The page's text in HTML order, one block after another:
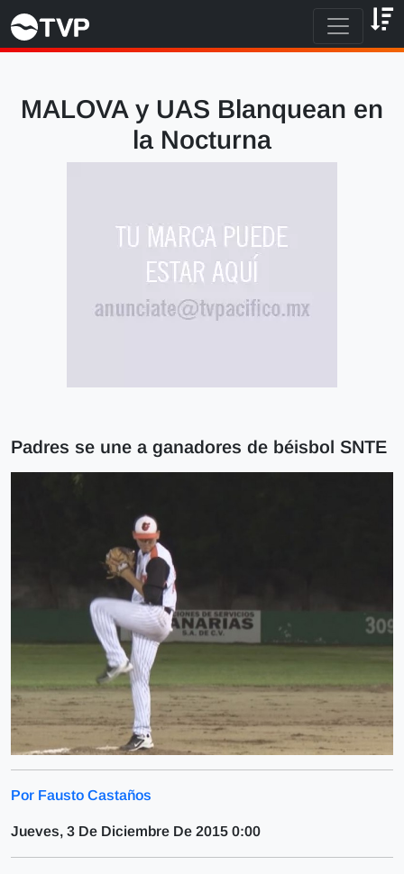
MALOVA y UAS Blanquean en
la Nocturna
Padres se une a ganadores de béisbol SNTE
Por Fausto Castaños
Jueves, 3 De Diciembre De 2015 0:00